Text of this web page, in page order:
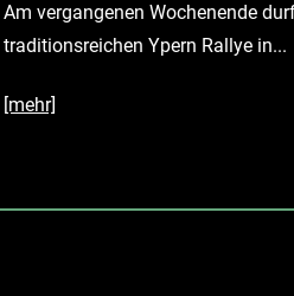
Am vergangenen Wochenende
traditionsreichen Ypern Rallye in...
[mehr]